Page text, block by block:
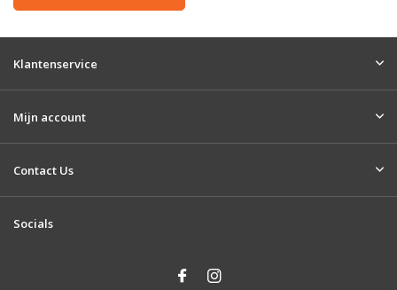
Klantenservice
Mijn account
Contact Us
Socials